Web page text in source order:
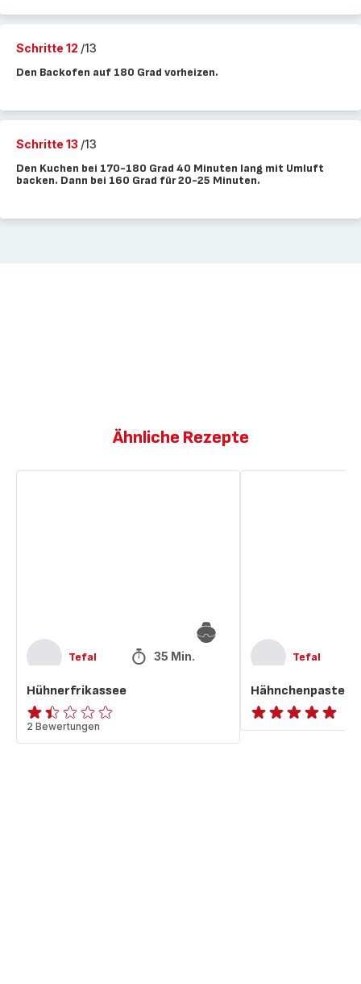
Schritte 12 /13
Den Backofen auf 180 Grad vorheizen.
Schritte 13 /13
Den Kuchen bei 170-180 Grad 40 Minuten lang mit Umluft
backen. Dann bei 160 Grad für 20-25 Minuten.
Ähnliche Rezepte
Tefal 35 Min.
Hühnerfrikassee
ratings.1.4
2 Bewertungen
Tefal
Hähnchenpastete
ratings.NaN